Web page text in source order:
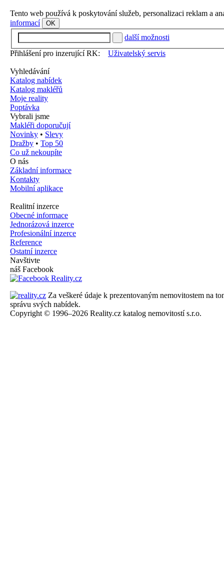
Tento web používá k poskytování služeb, personalizaci reklam a
informací
OK
další možnosti
Přihlášení pro inzerující RK:
Uživatelský servis
Vyhledávání
Katalog nabídek
Katalog makléřů
Moje reality
Poptávka
Vybrali jsme
Makléři doporučují
Novinky • Slevy
Dražby • Top 50
Co už nekoupíte
O nás
Základní informace
Kontakty
Mobilní aplikace
Realitní inzerce
Obecné informace
Jednorázová inzerce
Profesionální inzerce
Reference
Ostatní inzerce
Navštivte
náš Facebook
Za veškeré údaje k prezentovaným nemovitostem na
správu svých nabídek.
Copyright © 1996–2026 Reality.cz katalog nemovitostí s.r.o.